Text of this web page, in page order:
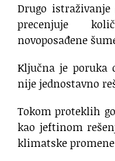
Drugo
precenjuje
novoposađene
Ključna je poruka
nije jednostavno
Tokom proteklih
kao jeftinom
klimatske